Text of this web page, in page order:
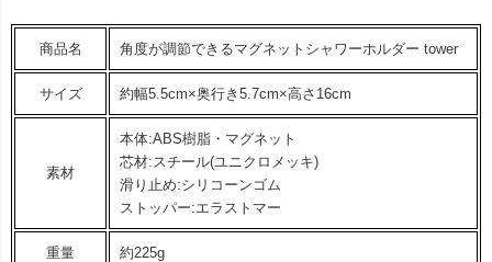
商品名 角度が調節できるマグネットシャワーホルダー tower
サイズ 約幅5.5cm×奥行き5.7cm×高さ16cm
素材
本体:ABS樹脂・マグネット
芯材:スチール(ユニクロメッキ)
滑り止め:シリコーンゴム
ストッパー:エラストマー
重量 約225g